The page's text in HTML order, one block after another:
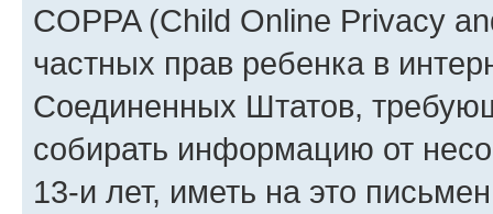
COPPA (Child Online Privacy
частных прав ребенка в
Соединенных Штатов,
собирать информацию от
13-и лет, иметь на это